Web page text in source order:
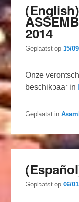
2014
Geplaatst op15/
Onze
beschikbaar in
Geplaatst in
Geplaatst op06/